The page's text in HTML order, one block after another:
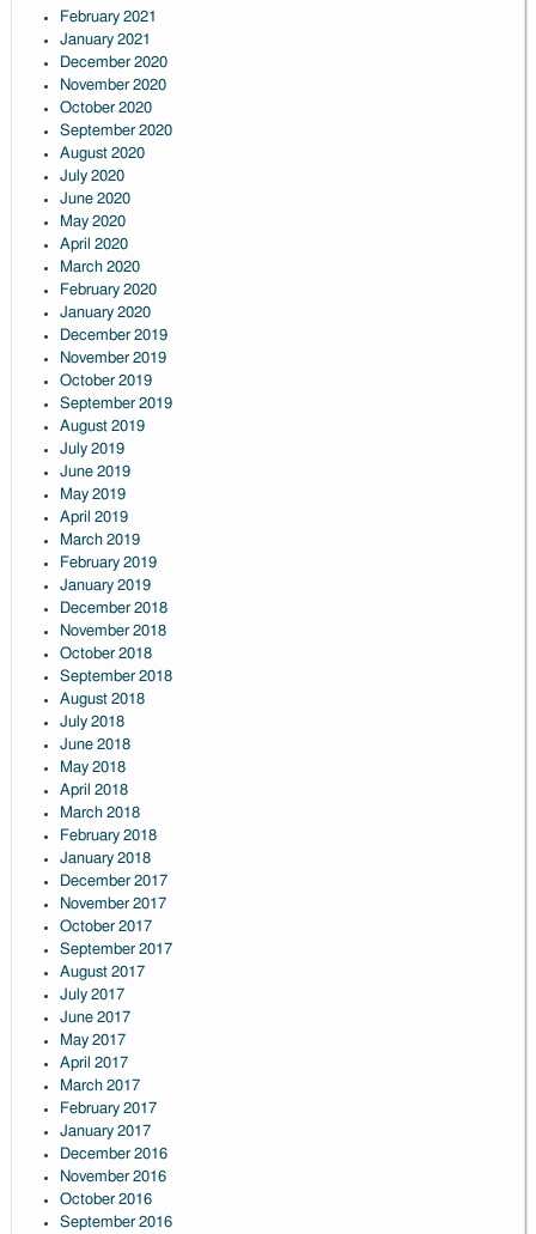
February 2021
January 2021
December 2020
November 2020
October 2020
September 2020
August 2020
July 2020
June 2020
May 2020
April 2020
March 2020
February 2020
January 2020
December 2019
November 2019
October 2019
September 2019
August 2019
July 2019
June 2019
May 2019
April 2019
March 2019
February 2019
January 2019
December 2018
November 2018
October 2018
September 2018
August 2018
July 2018
June 2018
May 2018
April 2018
March 2018
February 2018
January 2018
December 2017
November 2017
October 2017
September 2017
August 2017
July 2017
June 2017
May 2017
April 2017
March 2017
February 2017
January 2017
December 2016
November 2016
October 2016
September 2016